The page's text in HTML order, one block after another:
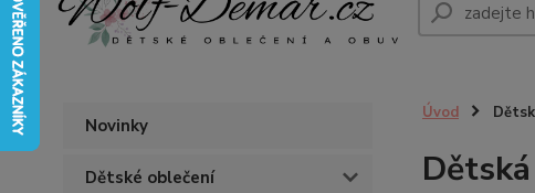
Novinky
Dětské oblečení
Úvod